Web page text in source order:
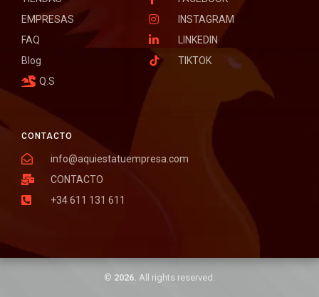
CONTACTO
info@aquiestatuempresa.com
CONTACTO
+34 611 131 611
INSTAGRAM
LINKEDIN
TIKTOK
EMPRESAS
FAQ
Blog
Q.S
© 2026. All rights reserved.